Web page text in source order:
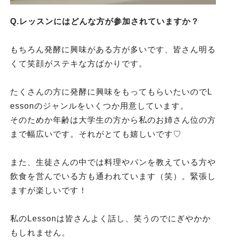
Q.レッスンにはどんな方が参加されていますか？
もちろん発酵に興味がある方が多いです、皆さん明る
くて笑顔がステキな方ばかりです。
たくさんの方に発酵に興味をもってもらいたいのでL
essonのジャンルをいくつか用意しています。
そのためか年齢は大学生の方から私のお姉さん位の方
まで幅広いです。それがとても嬉しいです♡
また、生徒さんの中では料理やパンを教えている方や
飲食を営んでいる方も通われています（笑）。緊張し
ますが楽しいです！
私のLessonは皆さんよく話し、笑うのでにぎやかか
もしれません。